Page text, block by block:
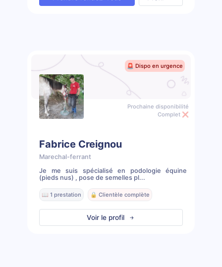
🚨 Dispo en urgence
Prochaine disponibilité
Complet ❌
Fabrice Creignou
Marechal-ferrant
Je me suis spécialisé en podologie équine
(pieds nus) , pose de semelles pl...
📖 1 prestation 🔒 Clientèle complète
Voir le profil